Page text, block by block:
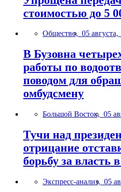
стоимостью до 5
Общество, 05 августа,
В Бузовна
работы по
поводом для
омбудсмену
Большой Восток, 05
Тучи над
отрицание
борьбу за власть
Экспресс-анализ, 05